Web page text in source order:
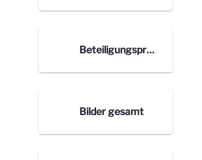
Beteiligungsprozess nach Orten
Bilder gesamt